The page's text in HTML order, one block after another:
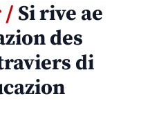
/Si rive ae
des
di